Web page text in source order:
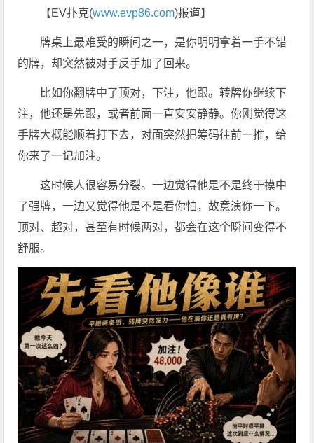
【EV扑克(www.evp86.com)报道】
牌桌上最难受的瞬间之一，是你明明拿着一手不错
的牌，却突然被对手反手加了回来。
比如你翻牌中了顶对，下注，他跟。转牌你继续下
注，他还是先跟，或者前面一直安安静静。你刚觉得这
手牌大概能顺着打下去，对面突然把筹码往前一推，给
你来了一记加注。
这时候人很容易分裂。一边觉得他是不是终于摸中
了强牌，一边又觉得他是不是看你怕，故意演你一下。
顶对、超对，甚至有时候两对，都会在这个瞬间变得不
舒服。